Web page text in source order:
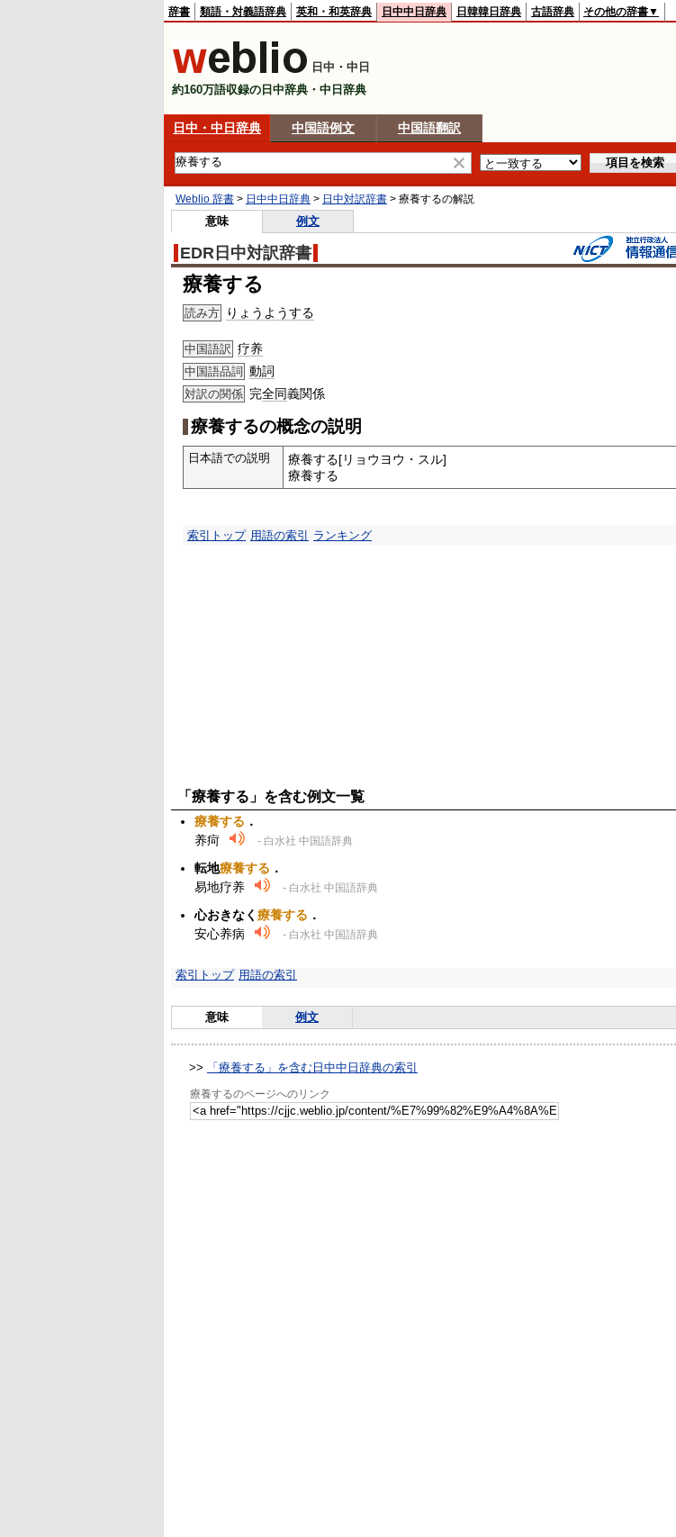
辞書 類語・対義語辞典 英和・和英辞典 日中中日辞典 日韓韓日辞典 古語辞典 その他の辞書▼
日中・中日
約160万語収録の日中辞典・中日辞典
日中・中日辞典 中国語例文 中国語翻訳
Weblio 辞書 > 日中中日辞典 > 日中対訳辞書 > 療養するの解説
意味 例文
EDR日中対訳辞書
療養する
読み方 りょうようする
中国語訳 疗养
中国語品詞 動詞
対訳の関係 完全同義関係
療養するの概念の説明
日本語での説明
療養する[リョウヨウ・スル]
療養する
索引トップ 用語の索引 ランキング
「療養する」を含む例文一覧
療養する ．
养疴
- 白水社 中国語辞典
転地療養する ．
易地疗养
- 白水社 中国語辞典
心おきなく 療養する ．
安心养病
- 白水社 中国語辞典
索引トップ 用語の索引
意味 例文
>> 「療養する」を含む日中中日辞典の索引
療養するのページへのリンク